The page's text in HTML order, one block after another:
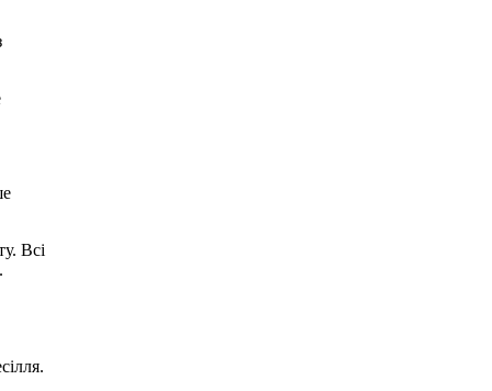
Всі